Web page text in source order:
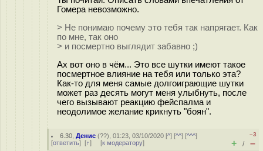
Гомера невозможно.
> Не понимаю почему это тебя так напрягает. Как
по мне, так оно
> и посмертно выглядит забавно ;)
Ах вот оно в чём... Это все шутки имеют такое
посмертное влияние на тебя или только эта?
Как-то для меня самые долгоиграющие шутки
может раз десять могут меня улыбнуть, после
чего вызывают реакцию фейспалма и
неодолимое желание крикнуть "боян".
6.30 ,Денис (??), 01:23, 03/10/2020 [^] [^^] [^^^]
[ответить] [↑] [к модератору]
–3
+ / –